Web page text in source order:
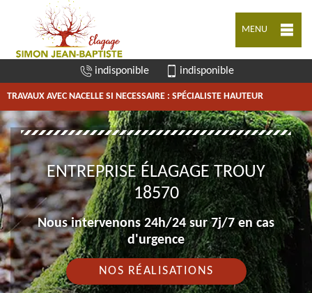
MENU
indisponible indisponible
TRAVAUX AVEC NACELLE SI NECESSAIRE : SPÉCIALISTE HAUTEUR
ENTREPRISE ÉLAGAGE TROUY
18570
Nous intervenons 24h/24 sur 7j/7 en cas
d'urgence
NOS RÉALISATIONS